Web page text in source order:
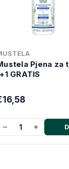
Pjena za
GRATIS
− +